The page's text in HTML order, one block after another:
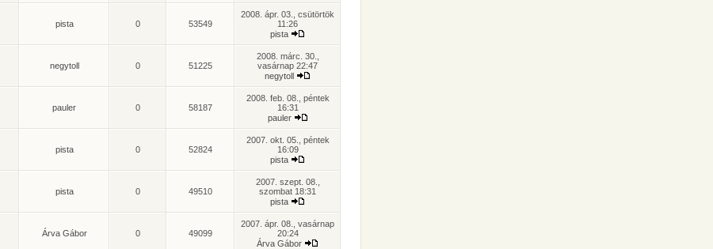
pista 0 53549
2008. ápr. 03., csütörtök
11:26
pista
negytoll 0 51225
2008. márc. 30.,
vasárnap 22:47
negytoll
pauler 0 58187
2008. feb. 08., péntek
16:31
pauler
pista 0 52824
2007. okt. 05., péntek
16:09
pista
pista 0 49510
2007. szept. 08.,
szombat 18:31
pista
Árva Gábor 0 49099
2007. ápr. 08., vasárnap
20:24
Árva Gábor